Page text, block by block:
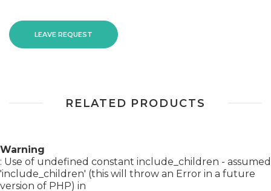
LEAVE REQUEST
RELATED PRODUCTS
Warning
: Use of undefined constant include_children - assumed
'include_children' (this will throw an Error in a future
version of PHP) in